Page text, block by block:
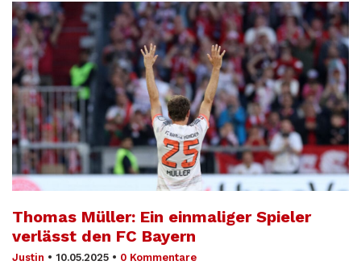
Thomas Müller: Ein einmaliger Spieler
verlässt den FC Bayern
Justin • 10.05.2025 • 0 Kommentare